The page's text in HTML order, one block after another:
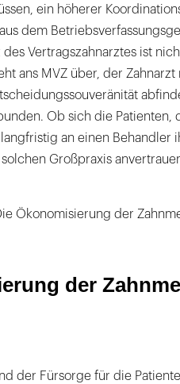
ein höherer
dem
Vertragszahnarztes ist
ans MVZ über, der Zahnarzt
Ob sich die Patienten,
an einen Behandler
Großpraxis
Ökonomisierung der
der
der Fürsorge für die